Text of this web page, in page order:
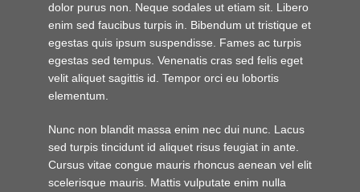
dolor purus non. Neque sodales ut etiam sit. Libero
enim sed faucibus turpis in. Bibendum ut tristique et
egestas quis ipsum suspendisse. Fames ac turpis
egestas sed tempus. Venenatis cras sed felis eget
velit aliquet sagittis id. Tempor orci eu lobortis
elementum.
Nunc non blandit massa enim nec dui nunc. Lacus
sed turpis tincidunt id aliquet risus feugiat in ante.
Cursus vitae congue mauris rhoncus aenean vel elit
scelerisque mauris. Mattis vulputate enim nulla